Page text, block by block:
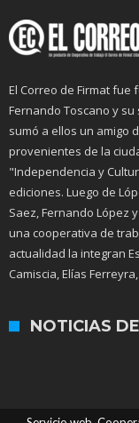
El Correo de Firmat fue
Fernando Toscano y
sumó a ellos un amigo
provenientes de la
"Independencia y
ediciones. Luego de
Saez, Fernando López
una cooperativa de
actualidad la integran
Camiscia, Elías
NOTICIAS